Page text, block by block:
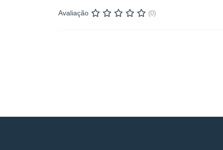
Avaliação (0)